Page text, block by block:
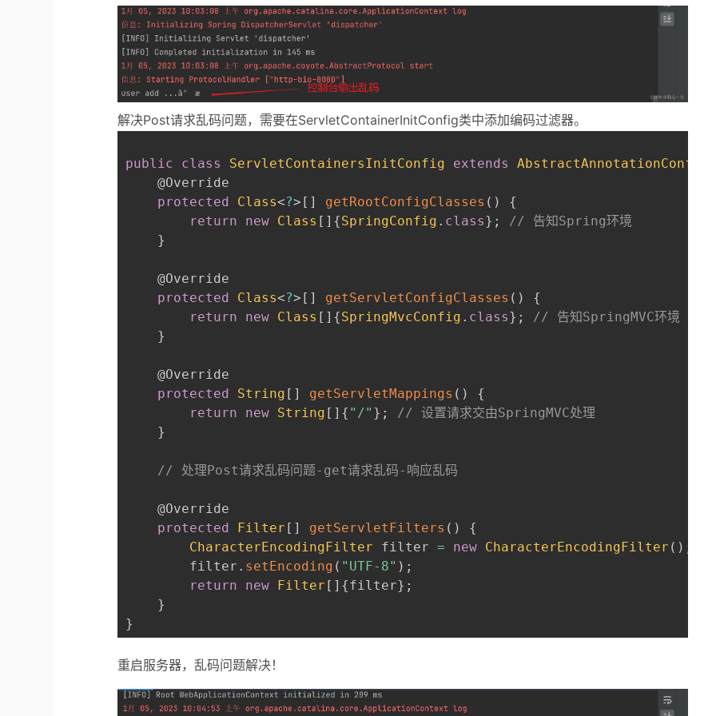
解决Post请求乱码问题，需要在ServletContainerInitConfig类中添加编码过滤器。
public class ServletContainersInitConfig extends
@Override
protected
Class<?> [ ] getRootConfigClasses ( )
{
return
new Class [ ] {SpringConfig . class} ;
// 告知Spring环境
}
@Override
protected
Class<?> [ ] getServletConfigClasses ( )
{
return
new Class [ ] {SpringMvcConfig . class} ;
// 告知SpringMVC环境
}
@Override
protected
String [ ] getServletMappings ( )
{
return
new String [ ] { "/" } ;
// 设置请求交由SpringMVC处理
}
// 处理Post请求乱码问题-get请求乱码-响应乱码
@Override
protected
Filter [ ] getServletFilters ( )
{
CharacterEncodingFilter filter = new CharacterEncodingFilter ( ) ;
        filter
. setEncoding ( "UTF-8" ) ;
return
new Filter [ ] {filter} ;
}
}
重启服务器，乱码问题解决！